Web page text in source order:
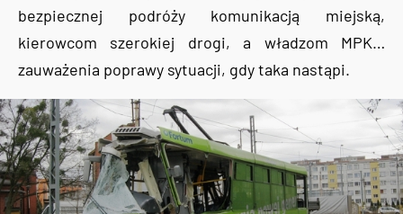
bezpiecznej podróży komunikacją miejską,
kierowcom szerokiej drogi, a władzom MPK…
zauważenia poprawy sytuacji, gdy taka nastąpi.